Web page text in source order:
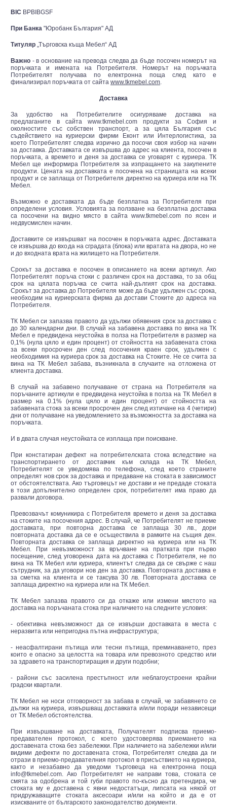
BIC BPBIBGSF
При Банка "Юробанк България" АД
Титуляр „Търговска къща Мебел“ АД
Важно - в основание на превода следва да бъде посочен номерът на
поръчката и имената на Потребителя. Номерът на поръчката
Потребителят получава по електронна поща след като е
финализирал поръчката от сайта www.tkmebel.com.
Доставка
За удобство на Потребителите осигуряваме доставка на
предлаганите в сайта www.tkmebel.com продукти за София и
околностите със собствен транспорт, а за цяла България със
съдействието на куриерски фирми Еконт или Интерлогистика, за
което Потребителят следва изрично да посочи своя избор на начин
за доставка. Доставката се извършва до адрес на клиента, посочен в
поръчката, а времето и деня за доставка се уговарят с куриера. ТК
Мебел ще информира Потребителя за изпращането на закупените
продукти. Цената на доставката е посочена на страницата на всеки
продукт и се заплаща от Потребителя директно на куриера или на ТК
Мебел.
Възможно е доставката да бъде безплатна за Потребителя при
определени условия. Условията за ползване на безплатна доставка
са посочени на видно място в сайта www.tkmebel.com по ясен и
недвусмислен начин.
Доставките се извършват на посочен в поръчката адрес. Доставката
се извършва до входа на сградата (блока) или вратата на двора, но не
и до входната врата на жилището на Потребителя.
Срокът за доставка е посочен в описанието на всеки артикул. Ако
Потребителят поръча стоки с различен срок на доставка, то за общ
срок на цялата поръчка се счита най-дългият срок на доставка.
Срокът за доставка до Потребителя може да бъде удължен със срока,
необходим на куриерската фирма да достави Стоките до адреса на
Потребителя.
ТК Мебел си запазва правото да удължи обявения срок за доставка с
до 30 календарни дни. В случай на забавена доставка по вина на ТК
Мебел е предвидена неустойка в полза на Потребителя в размер на
0,1% (нула цяло и един процент) от стойността на забавената стока
за всеки просрочен ден след посочения краен срок, удължен с
необходимия на куриера срок за доставка на Стоките. Не се счита за
вина на ТК Мебел забава, възникнала в случаите на отложена от
клиента доставка.
В случай на забавено получаване от страна на Потребителя на
поръчаните артикули е предвидена неустойка в полза на ТК Мебел в
размер на 0.1% (нула цяло и един процент) от стойността на
забавената стока за всеки просрочен ден след изтичане на 4 (четири)
дни от получаване на уведомлението за възможността за доставка на
поръчката.
И в двата случая неустойката се изплаща при поискване.
При констатиран дефект на потребителската стока вследствие на
транспортирането от доставчик към склада на ТК Мебел,
Потребителят се уведомява по телефона, след което страните
определят нов срок за доставка и предаване на стоката в зависимост
от обстоятелствата. Ако търговецът не достави и не предаде стоката
в този допълнително определен срок, потребителят има право да
развали договора.
Превозвачът комуникира с Потребителя времето и деня за доставка
на стоките на посочения адрес. В случай, че Потребителят не приеме
доставката, при повторна доставка се заплаща 30 лв., дори
повторната доставка да се е осъществила в рамките на същия ден.
Повторната доставка се заплаща директно на куриера или на ТК
Мебел. При невъзможност за връчване на пратката при първо
посещение, след уговорена дата на доставка с Потребителя, не по
вина на ТК Мебел или куриера, клиентът следва да се свърже с наш
сътрудник, за да уговори нов ден за доставка. Повторната доставка е
за сметка на клиента и се таксува 30 лв. Повторната доставка се
заплаща директно на куриера или на ТК Мебел.
ТК Мебел запазва правото си да откаже или измени мястото на
доставка на поръчаната стока при наличието на следните условия:
- oбективна невъзможност да се извърши доставката в места с
неразвита или непригодна пътна инфраструктура;
- неасфалтирани пътища или тесни пътища, преминаването, през
които е опасно за целостта на товара или превозното средство или
за здравето на транспортиращия и други подобни;
- райони със засилена престъпност или неблагоустроени крайни
градски квартали.
ТК Мебел не носи отговорност за забава в случай, че забавянето се
дължи на куриера, извършващ доставката и/или поради независещи
от ТК Мебел обстоятелства.
При извършване на доставката, Получателят подписва приемо-
предавателен протокол, с което удостоверява приемането на
доставената стока без забележки. При наличието на забележки и/или
видими дефекти по доставената стока, Потребителят следва да ги
отрази в приемо-предавателния протокол в присъствието на куриера,
както и незабавно да уведоми търговеца на електронна поща
info@tkmebel.com. Ако Потребителят не направи това, стоката се
смята за одобрена и той губи правото по-късно да претендира, че
стоката му е доставена с явни недостатъци, липсата на някой от
придружаващите стоката аксесоари и/или на който и да е от
изискваните от българското законодателство документи.